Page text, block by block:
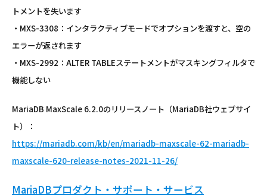
トメントを失います
・MXS-3308：インタラクティブモードでオプションを渡すと、空の
エラーが返されます
・MXS-2992：ALTER TABLEステートメントがマスキングフィルタで
機能しない
MariaDB MaxScale 6.2.0のリリースノート（MariaDB社ウェブサイ
ト）：
https://mariadb.com/kb/en/mariadb-maxscale-62-mariadb-
maxscale-620-release-notes-2021-11-26/
MariaDBプロダクト・サポート・サービス